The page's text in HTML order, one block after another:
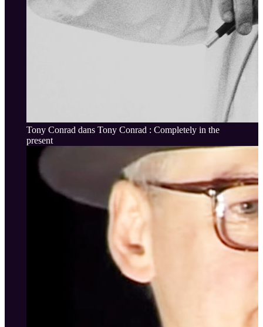
Tony Conrad dans Tony Conrad : Completely in the
present